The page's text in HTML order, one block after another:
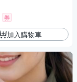
券
加入購物車